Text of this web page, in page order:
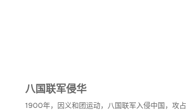
八国联军侵华
1900年，因义和团运动，八国联军入侵中国，攻占